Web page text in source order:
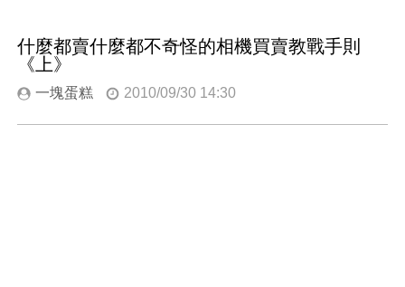
什麼都賣什麼都不奇怪的相機買賣教戰手則
《上》
一塊蛋糕 2010/09/30 14:30